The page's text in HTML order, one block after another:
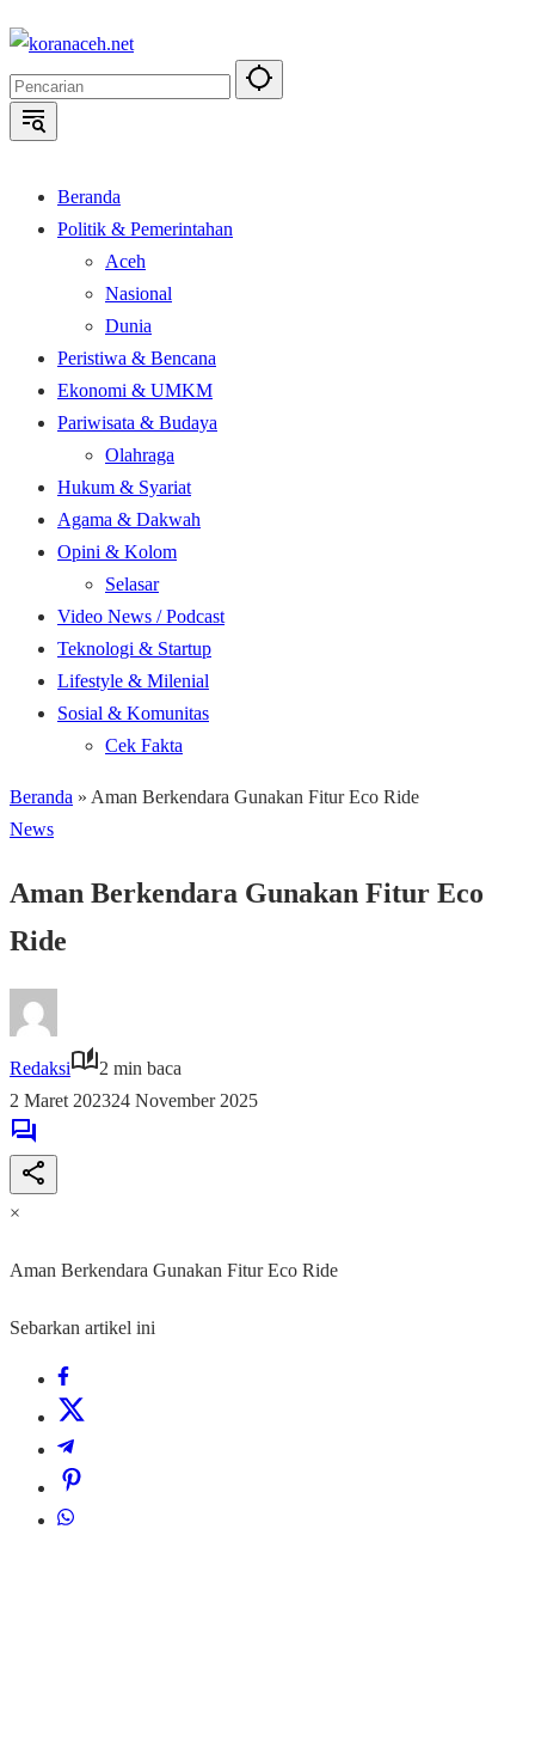
Langsung
konten
Beranda
Politik & Pemerintahan
Aceh
Nasional
Dunia
Peristiwa & Bencana
Ekonomi & UMKM
Pariwisata & Budaya
Olahraga
Hukum & Syariat
Agama & Dakwah
Opini & Kolom
Selasar
Video News / Podcast
Teknologi & Startup
Lifestyle & Milenial
Sosial & Komunitas
Cek Fakta
Beranda » Aman Berkendara Gunakan Fitur Eco Ride
News
Aman Berkendara Gunakan Fitur Eco
Ride
Redaksi
2 min baca
2 Maret 202324 November 2025
×
Aman Berkendara Gunakan Fitur Eco Ride
Sebarkan artikel ini